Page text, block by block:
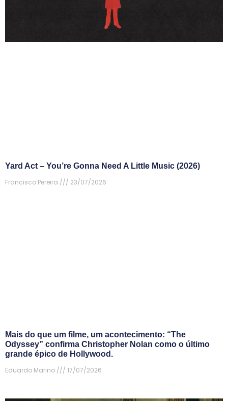
Yard Act – You’re Gonna Need A Little Music (2026)
Francisco Pereira
23/07/2026
Mais do que um filme, um acontecimento: “The
Odyssey” confirma Christopher Nolan como o último
grande épico de Hollywood.
Eduardo Marino
17/07/2026